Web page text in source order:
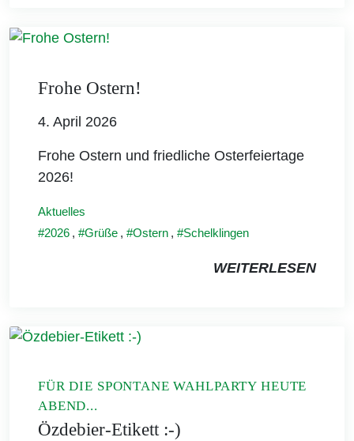
Frohe Ostern!
4. April 2026
Frohe Ostern und friedliche Osterfeiertage
2026!
Aktuelles
2026 , Grüße , Ostern , Schelklingen
WEITERLESEN
FÜR DIE SPONTANE WAHLPARTY HEUTE
ABEND...
Özdebier-Etikett :-)